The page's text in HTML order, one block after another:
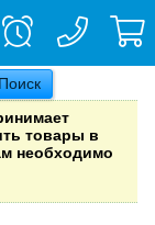
товары в
необходимо